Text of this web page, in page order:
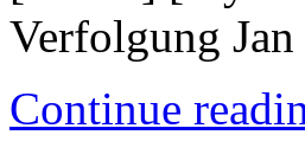
Verfolgung
Continue